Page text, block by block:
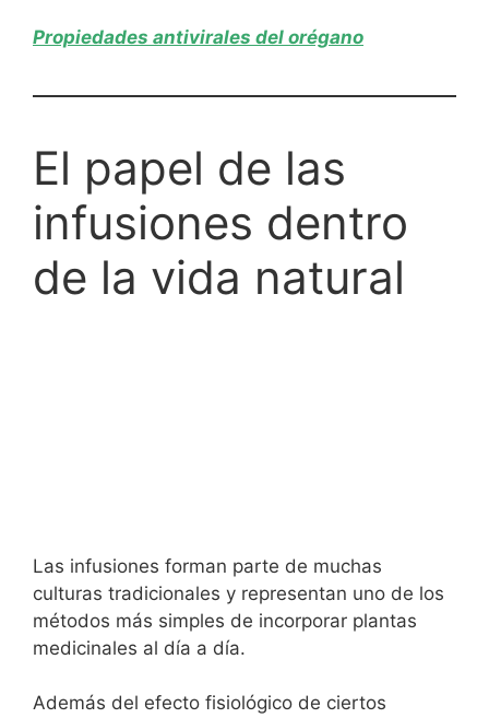
Propiedades antivirales del orégano
El papel de las
infusiones dentro
de la vida natural
Las infusiones forman parte de muchas
culturas tradicionales y representan uno de los
métodos más simples de incorporar plantas
medicinales al día a día.
Además del efecto fisiológico de ciertos